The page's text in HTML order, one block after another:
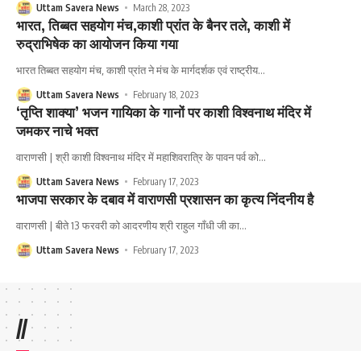
Uttam Savera News March 28, 2023
भारत, तिब्बत सहयोग मंच,काशी प्रांत के बैनर तले, काशी में
रुद्राभिषेक का आयोजन किया गया
भारत तिब्बत सहयोग मंच, काशी प्रांत ने मंच के मार्गदर्शक एवं राष्ट्रीय…
Uttam Savera News February 18, 2023
‘तृप्ति शाक्या’ भजन गायिका के गानों पर काशी विश्वनाथ मंदिर में
जमकर नाचे भक्त
वाराणसी | श्री काशी विश्वनाथ मंदिर में महाशिवरात्रि के पावन पर्व को…
Uttam Savera News February 17, 2023
भाजपा सरकार के दबाव में वाराणसी प्रशासन का कृत्य निंदनीय है
वाराणसी | बीते 13 फरवरी को आदरणीय श्री राहुल गाँधी जी का…
Uttam Savera News February 17, 2023
//